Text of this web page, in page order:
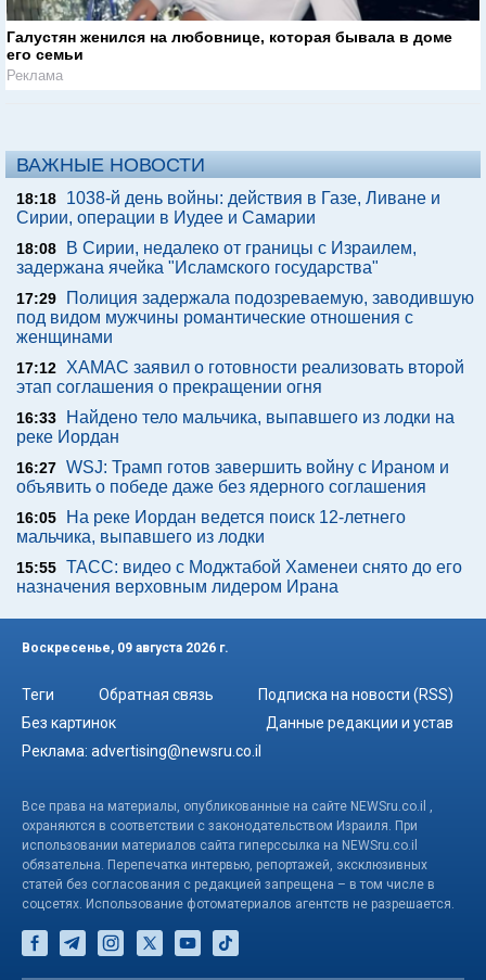
Галустян женился на любовнице, которая бывала в доме
его семьи
Реклама
ВАЖНЫЕ НОВОСТИ
18:18
1038-й день войны: действия в Газе, Ливане и
Сирии, операции в Иудее и Самарии
18:08
В Сирии, недалеко от границы с Израилем,
задержана ячейка "Исламского государства"
17:29
Полиция задержала подозреваемую, заводившую
под видом мужчины романтические отношения с
женщинами
17:12 ХАМАС заявил о готовности реализовать второй
этап соглашения о прекращении огня
16:33
Найдено тело мальчика, выпавшего из лодки на
реке Иордан
16:27 WSJ: Трамп готов завершить войну с Ираном и
объявить о победе даже без ядерного соглашения
16:05
На реке Иордан ведется поиск 12-летнего
мальчика, выпавшего из лодки
15:55 ТАСС: видео с Моджтабой Хаменеи снято до его
назначения верховным лидером Ирана
Воскресенье, 09 августа 2026 г.
Теги Обратная связь
Подписка на новости (RSS)
Без картинок
Данные редакции и устав
Реклама: advertising@newsru.co.il
Все права на материалы, опубликованные на сайте NEWSru.co.il ,
охраняются в соответствии с законодательством Израиля. При
использовании материалов сайта гиперссылка на NEWSru.co.il
обязательна. Перепечатка интервью, репортажей, эксклюзивных
статей без согласования с редакцией запрещена – в том числе в
соцсетях. Использование фотоматериалов агентств не разрешается.